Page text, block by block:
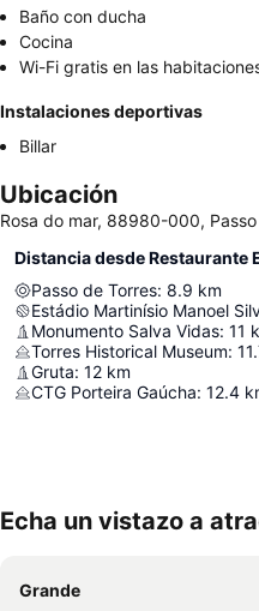
Baño con ducha
Cocina
Wi-Fi gratis en las
Instalaciones deportivas
Billar
Ubicación
Rosa do mar, 88980-000,
Distancia desde Restaurante
Passo de Torres: 8.9 km
Estádio Martinísio Manoel
Monumento Salva Vidas: 11
Torres Historical Museum:
Gruta: 12 km
CTG Porteira Gaúcha: 12.4
Echa un vistazo a
Grande